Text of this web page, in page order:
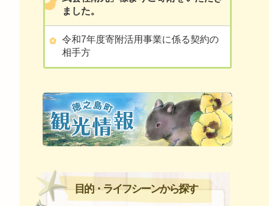
ました。
令和7年度寄附活用事業に係る契約の
相手方
目的・ライフシーンから探す